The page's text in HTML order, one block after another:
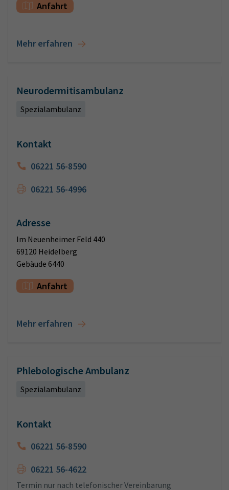
Anfahrt
Mehr erfahren
Neurodermitisambulanz
Spezialambulanz
Kontakt
06221 56-8590
06221 56-4996
Adresse
Im Neuenheimer Feld 440
69120 Heidelberg
Gebäude 6440
Anfahrt
Mehr erfahren
Phlebologische Ambulanz
Spezialambulanz
Kontakt
06221 56-8590
06221 56-4622
Termin nur nach telefonischer Vereinbarung